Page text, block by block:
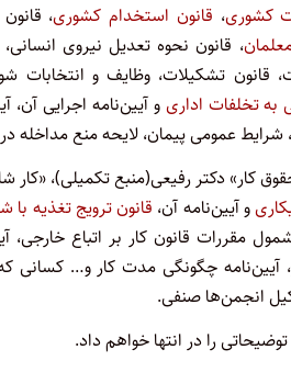
کشوری، قانون استخدام کشوری،
، قانون نحوه تعدیل نیروی انسانی،
قانون تشکیلات، وظایف و انتخابات
به تخلفات اداری و آیین‌نامه اجرایی آن،
عمومی پیمان، لایحه منع مداخله
و آیین‌نامه آن، قانون ترویج تغذیه با
مقررات قانون کار بر اتباع
آیین‌نامه چگونگی مدت کار و… کسانی
انجمن‌ها صنفی.
را در انتها خواهم داد.